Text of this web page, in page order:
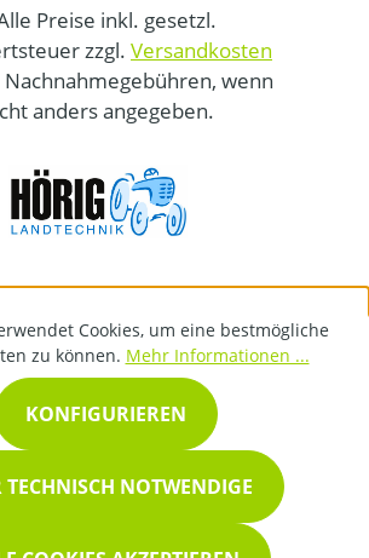
Preise inkl. gesetzl.
zzgl. Versandkosten
Nachnahmegebühren, wenn
anders angegeben.
Cookies, um eine bestmögliche
zu können. Mehr Informationen ...
TECHNISCH NOTWENDIGE
KONFIGURIEREN